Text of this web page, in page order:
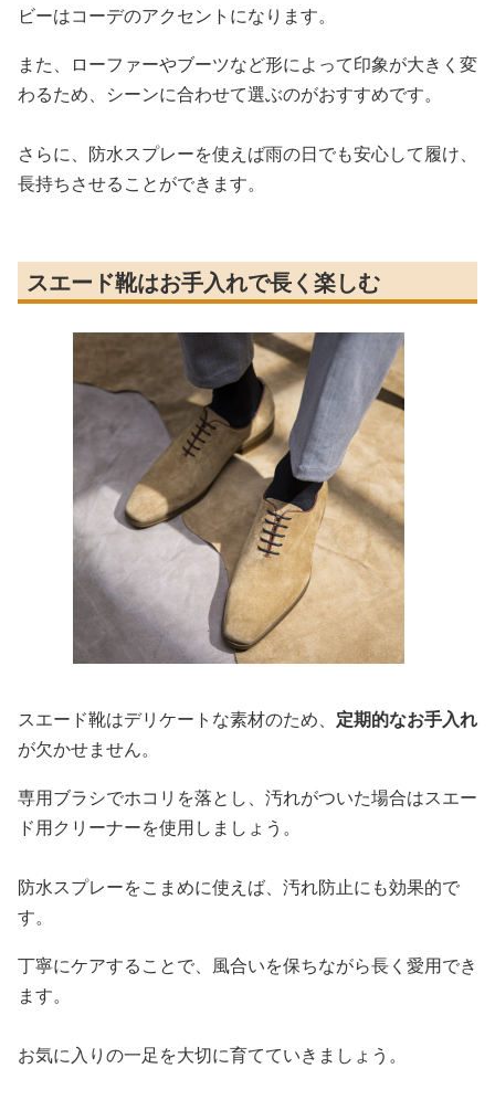
ビーはコーデのアクセントになります。
また、ローファーやブーツなど形によって印象が大きく変
わるため、シーンに合わせて選ぶのがおすすめです。
さらに、防水スプレーを使えば雨の日でも安心して履け、
長持ちさせることができます。
スエード靴はお手入れで長く楽しむ
スエード靴はデリケートな素材のため、 定期的なお手入れ
が欠かせません。
専用ブラシでホコリを落とし、汚れがついた場合はスエー
ド用クリーナーを使用しましょう。
防水スプレーをこまめに使えば、汚れ防止にも効果的で
す。
丁寧にケアすることで、風合いを保ちながら長く愛用でき
ます。
お気に入りの一足を大切に育てていきましょう。